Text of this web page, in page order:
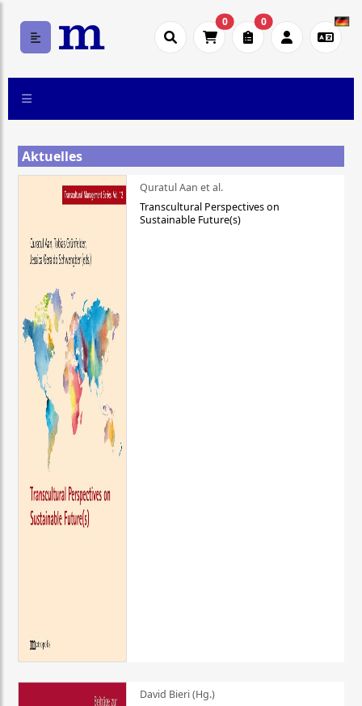
0 0
Aktuelles
Quratul Aan et al.
Transcultural Perspectives on
Sustainable Future(s)
David Bieri (Hg.)